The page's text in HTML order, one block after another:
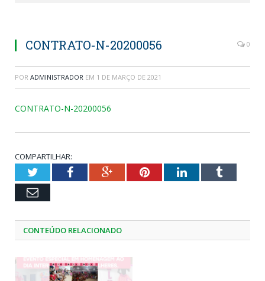
CONTRATO-N-20200056 0
POR ADMINISTRADOR EM 1 DE MARÇO DE 2021
CONTRATO-N-20200056
COMPARTILHAR:
TwitterFacebookGoogle+PinterestLinkedInTumblr
Email
CONTEÚDO RELACIONADO